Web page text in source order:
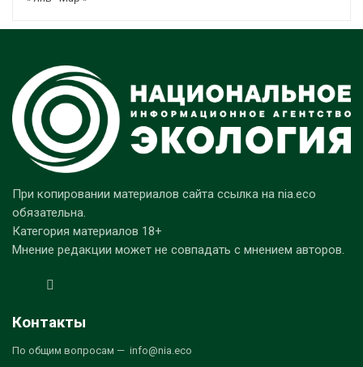
При копировании материалов сайта ссылка на nia.eco
обязательна.
Категория материалов 18+
Мнение редакции может не совпадать с мнением авторов.
Контакты
По общим вопросам — info@nia.eco